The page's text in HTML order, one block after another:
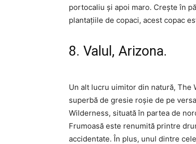
portocaliu și apoi maro. Crește în
plantațiile de copaci, acest copac
8. Valul, Arizona.
Un alt lucru uimitor din natură, The
superbă de gresie roșie de pe
Wilderness, situată în partea de
Frumoasă este renumită printre
accidentate. În plus, unul dintre